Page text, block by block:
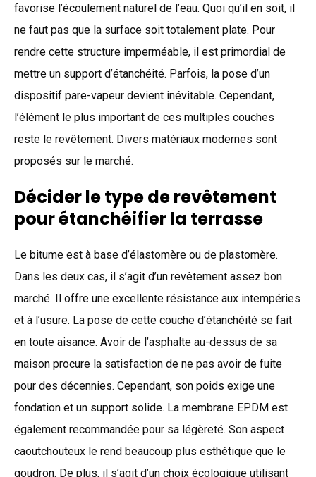
favorise l’écoulement naturel de l’eau. Quoi qu’il en soit, il
ne faut pas que la surface soit totalement plate. Pour
rendre cette structure imperméable, il est primordial de
mettre un support d’étanchéité. Parfois, la pose d’un
dispositif pare-vapeur devient inévitable. Cependant,
l’élément le plus important de ces multiples couches
reste le revêtement. Divers matériaux modernes sont
proposés sur le marché.
Décider le type de revêtement
pour étanchéifier la terrasse
Le bitume est à base d’élastomère ou de plastomère.
Dans les deux cas, il s’agit d’un revêtement assez bon
marché. Il offre une excellente résistance aux intempéries
et à l’usure. La pose de cette couche d’étanchéité se fait
en toute aisance. Avoir de l’asphalte au-dessus de sa
maison procure la satisfaction de ne pas avoir de fuite
pour des décennies. Cependant, son poids exige une
fondation et un support solide. La membrane EPDM est
également recommandée pour sa légèreté. Son aspect
caoutchouteux le rend beaucoup plus esthétique que le
goudron. De plus, il s’agit d’un choix écologique utilisant